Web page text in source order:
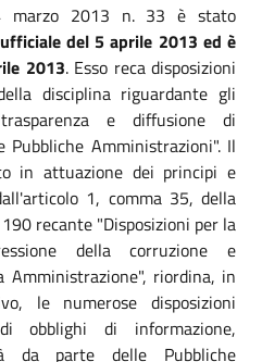
marzo 2013 n. 33 è stato
del 5 aprile 2013 ed è
2013. Esso reca disposizioni
disciplina riguardante gli
e diffusione di
Amministrazioni". Il
in attuazione dei principi e
1, comma 35, della
recante "Disposizioni per la
della corruzione e
Amministrazione", riordina, in
le numerose disposizioni
obblighi di informazione,
da parte delle Pubbliche